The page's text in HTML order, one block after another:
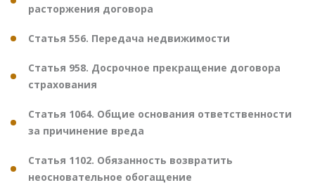
расторжения договора
Статья 556. Передача недвижимости
Статья 958. Досрочное прекращение договора
страхования
Статья 1064. Общие основания ответственности
за причинение вреда
Статья 1102. Обязанность возвратить
неосновательное обогащение